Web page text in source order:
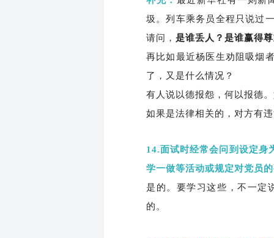
圾。列车乘务员全程只说过
请问， 是谁丢人？是谁赢得
再比如最近杨医生劝阻吸烟
了，又是什么情况？
有人说以德报怨，何以报德
如果是法律相关的，对方有
14.面试时经常会问到设定身
学一做等活动或规定对党员
是的。要学习这些，不一定
的。